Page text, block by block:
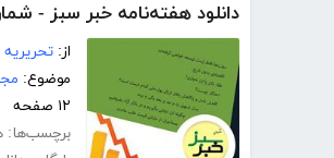
دانلود هفته‌نامه خبر سبز -
از:
موضوع:
۱۲ صفحه
برچسب‌ها: